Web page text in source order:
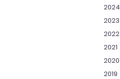
2024
2023
2022
2021
2020
2019